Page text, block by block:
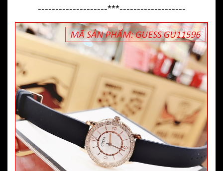
--------------------***-------------------